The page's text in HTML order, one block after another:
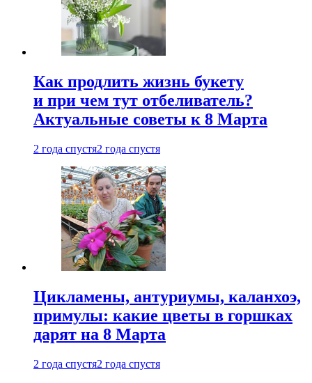
Как продлить жизнь букету
и при чем тут отбеливатель?
Актуальные советы к 8 Марта
2 года спустя2 года спустя
Цикламены, антуриумы, каланхоэ,
примулы: какие цветы в горшках
дарят на 8 Марта
2 года спустя2 года спустя